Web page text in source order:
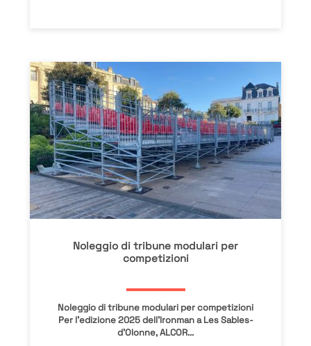
Noleggio di tribune modulari per
competizioni
Noleggio di tribune modulari per competizioni
Per l’edizione 2025 dell’Ironman a Les Sables-
d’Olonne, ALCOR...